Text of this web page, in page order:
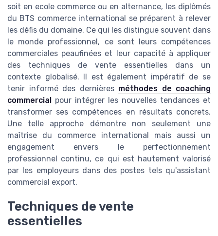
soit en ecole commerce ou en alternance, les diplômés
du BTS commerce international se préparent à relever
les défis du domaine. Ce qui les distingue souvent dans
le monde professionnel, ce sont leurs compétences
commerciales peaufinées et leur capacité à appliquer
des techniques de vente essentielles dans un
contexte globalisé. Il est également impératif de se
tenir informé des dernières méthodes de coaching
commercial pour intégrer les nouvelles tendances et
transformer ses compétences en résultats concrets.
Une telle approche démontre non seulement une
maîtrise du commerce international mais aussi un
engagement envers le perfectionnement
professionnel continu, ce qui est hautement valorisé
par les employeurs dans des postes tels qu'assistant
commercial export.
Techniques de vente
essentielles